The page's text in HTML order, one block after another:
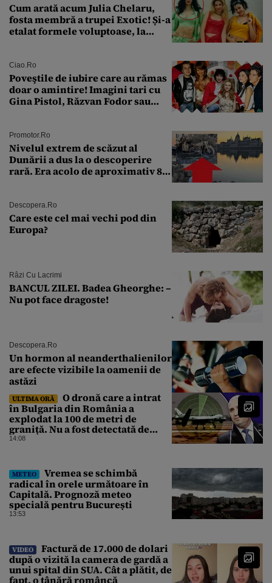
Cum arată acum Julia Chelaru,
fosta membră a trupei Exotic! Și-a
etalat formele voluptoase, la
Ciao.ro
Poveştile de iubire care au rămas
doar o amintire! Imagini tari cu
Gina Pistol, Răzvan Fodor sau
Promotor.ro
Nivelul extrem de scăzut al
Dunării a dus la o descoperire
rară. Era acolo de aproximativ 80
Descopera.ro
Care este cel mai vechi pod din
Europa?
Râzi Cu Lacrimi
BANCUL ZILEI. Badea Gheorghe: –
Nu pot face dragoste!
Descopera.ro
Un hormon al neanderthalienilor
are efecte vizibile la oamenii de
astăzi
ULTIMA ORĂ
O dronă care a intrat
în Bulgaria din România a
explodat la 100 de metri de
graniță. Nu a fost detectată de
radare. Reacția MApN
14:08
METEO
Vremea se schimbă
radical în orele următoare în
Capitală. Prognoză meteo
specială pentru București
13:53
VIDEO
Factură de 17.000 de dolari
după o vizită la camera de gardă a
unui spital din SUA. Cât a plătit, de
fapt, o tânără româncă